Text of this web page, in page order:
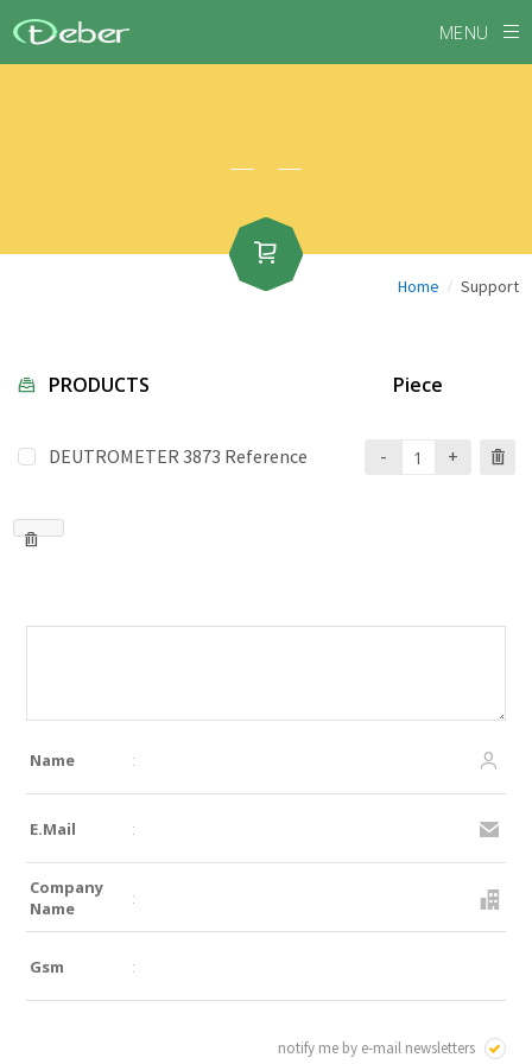
MENU
Home / Support
PRODUCTS Piece
DEUTROMETER 3873 Reference
- +
Name :
E.Mail :
Company
Name
:
Gsm :
notify me by e-mail newsletters